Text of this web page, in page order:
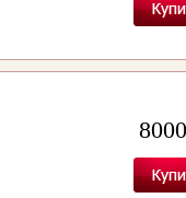
8000